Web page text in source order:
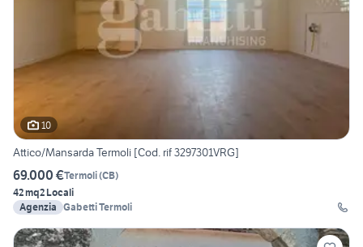
10
Attico/Mansarda Termoli [Cod. rif 3297301VRG]
69.000 €Termoli(CB)
42 mq2 Locali
Agenzia Gabetti Termoli